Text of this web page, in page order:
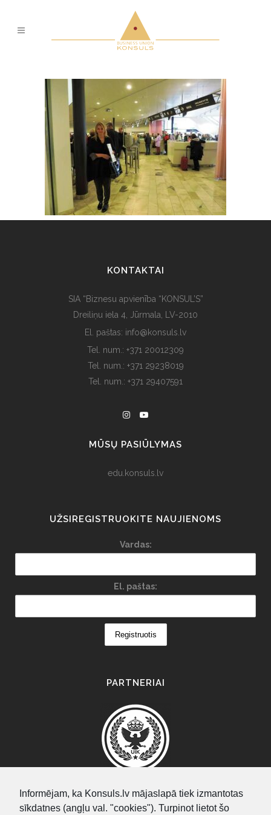
Informējam, ka Konsuls.lv mājaslapā tiek izmantotas
sīkdatnes (angļu val. "cookies"). Turpinot lietot šo
KONTAKTAI
SIA “Biznesu apvienība “KONSUL’S”
Dreiliņu iela 4, Jūrmala, LV-2010
El. paštas: info@konsuls.lv
Tel. num.: +371 20012309
Tel. num.: +371 29238019
Tel. num.: +371 29407591
MŪSŲ PASIŪLYMAS
edu.konsuls.lv
UŽSIREGISTRUOKITE NAUJIENOMS
Vardas:
El. paštas:
PARTNERIAI
PAIEŠKA